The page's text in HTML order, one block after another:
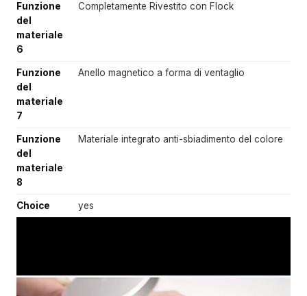
Funzione
del
materiale
6
Completamente Rivestito con Flock
Funzione
del
materiale
7
Anello magnetico a forma di ventaglio
Funzione
del
materiale
8
Materiale integrato anti-sbiadimento del colore
Choice yes
e